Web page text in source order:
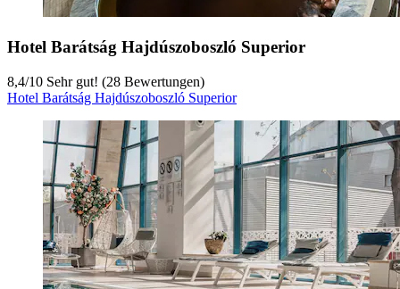
Hotel Barátság Hajdúszoboszló Superior
8,4/10 Sehr gut! (28 Bewertungen)
Hotel Barátság Hajdúszoboszló Superior